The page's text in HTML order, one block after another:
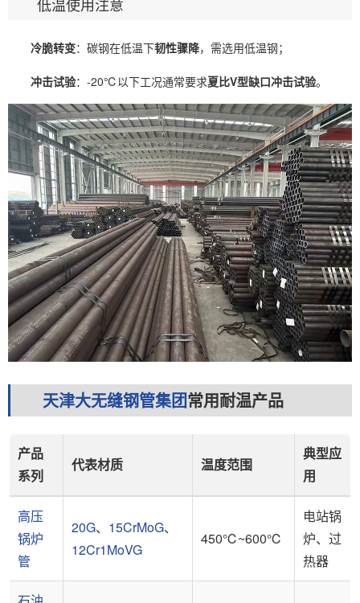
冷脆转变：碳钢在低温下韧性骤降，需选用低温钢；
冲击试验：-20℃以下工况通常要求夏比V型缺口冲击试验。
天津大无缝钢管集团常用耐温产品
产品
系列
代表材质 温度范围
典型应
用
高压
锅炉
管
20G、 15CrMoG、
12Cr1MoVG
450℃~600℃
电站锅
炉、过
热器